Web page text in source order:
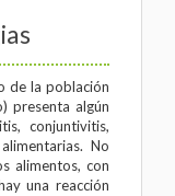
de la población
presenta algún
conjuntivitis,
No
alimentos, con
una reacción